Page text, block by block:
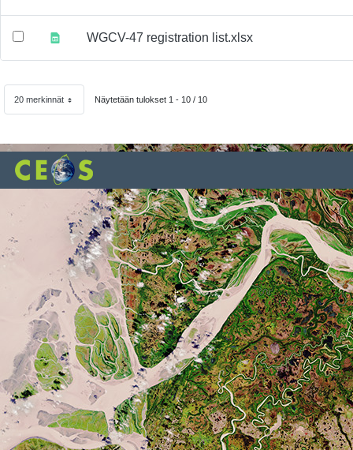
WGCV-47 registration list.xlsx
20 merkinnät
Sivulla Näytetään tulokset 1 - 10 / 10